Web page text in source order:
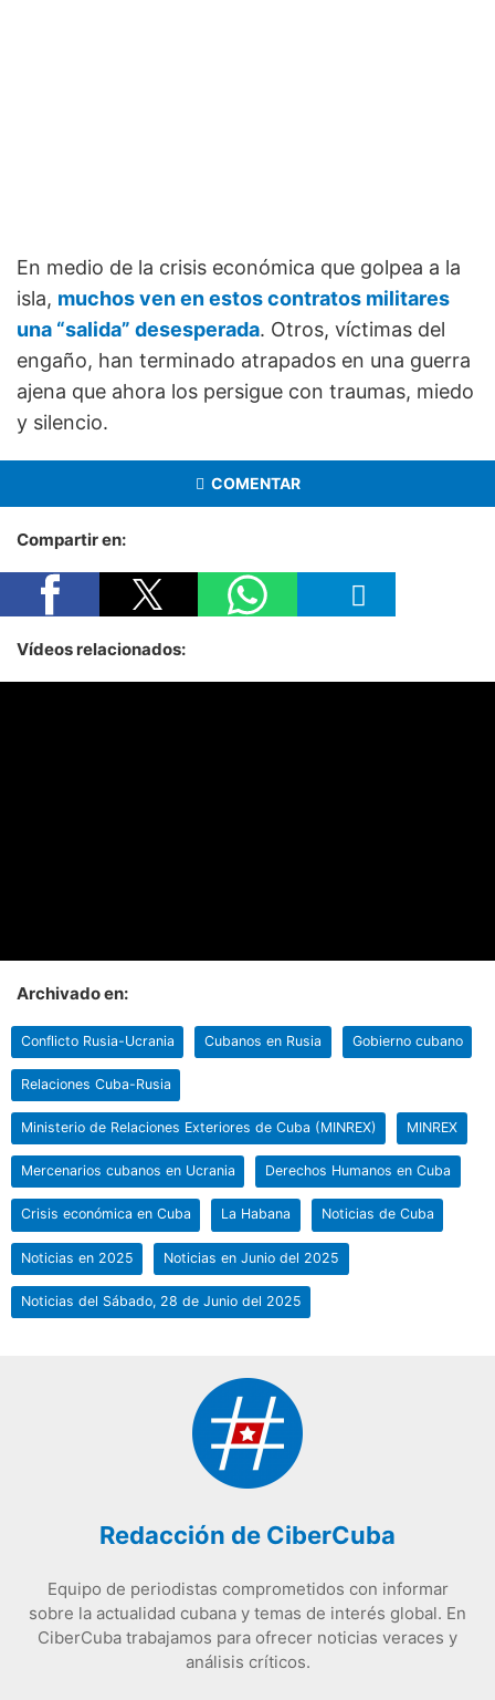
En medio de la crisis económica que golpea a la
isla, muchos ven en estos contratos militares
una “salida” desesperada. Otros, víctimas del
engaño, han terminado atrapados en una guerra
ajena que ahora los persigue con traumas, miedo
y silencio.
COMENTAR
Compartir en:
Vídeos relacionados:
Archivado en:
Conflicto Rusia-Ucrania Cubanos en Rusia Gobierno cubano
Relaciones Cuba-Rusia
Ministerio de Relaciones Exteriores de Cuba (MINREX) MINREX
Mercenarios cubanos en Ucrania Derechos Humanos en Cuba
Crisis económica en Cuba La Habana Noticias de Cuba
Noticias en 2025 Noticias en Junio del 2025
Noticias del Sábado, 28 de Junio del 2025
Redacción de CiberCuba
Equipo de periodistas comprometidos con informar
sobre la actualidad cubana y temas de interés global. En
CiberCuba trabajamos para ofrecer noticias veraces y
análisis críticos.